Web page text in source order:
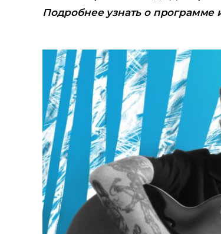
Подробнее узнать о программе